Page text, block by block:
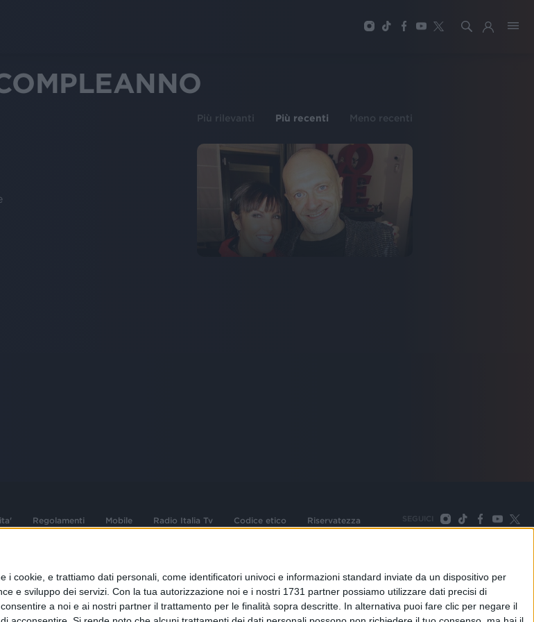
i cookie, e trattiamo dati personali, come identificatori univoci e informazioni standard inviate da un dispositivo per
e sviluppo dei servizi. Con la tua autorizzazione noi e i nostri 1731 partner possiamo utilizzare dati precisi di
a noi e ai nostri partner il trattamento per le finalità sopra descritte. In alternativa puoi fare clic per negare il
Più rilevanti Più recenti Meno recenti
Regolamenti Mobile Radio Italia Tv Codice etico Riservatezza SEGUICI
Sede Amministrativa: Viale Europa 49, 20093 Cologno Monzese (Mi) |Tel. +39 02 254441 | Fax +39
02 25444220
Sede Legale: Via Savona 97, 20144 Milano
TORNA SU